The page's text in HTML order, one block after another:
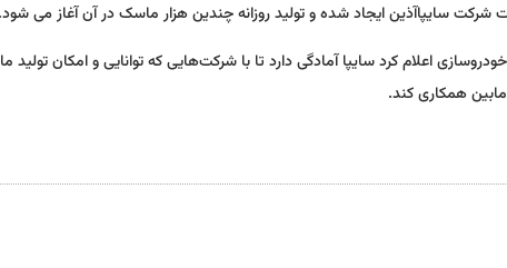
شرکت سایپاآذین ایجاد شده و تولید روزانه چندین هزار ماسک در آن آغاز می شود.
اعلام کرد سایپا آمادگی دارد تا با شرکت‌هایی که توانایی و امکان تولید
همکاری کند.